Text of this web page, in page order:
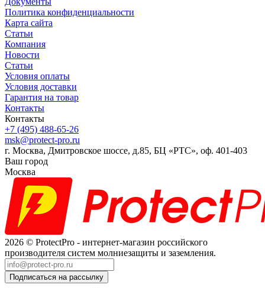
Политика конфиденциальности
Карта сайта
Статьи
Компания
Новости
Статьи
Условия оплаты
Условия доставки
Гарантия на товар
Контакты
Контакты
+7 (495) 488-65-26
msk@protect-pro.ru
г. Москва, Дмитровское шоссе, д.85, БЦ «РТС», оф. 401-403
Ваш город
Москва
2026 © ProtectPro - интернет-магазин российского
производителя систем молниезащиты и заземления.